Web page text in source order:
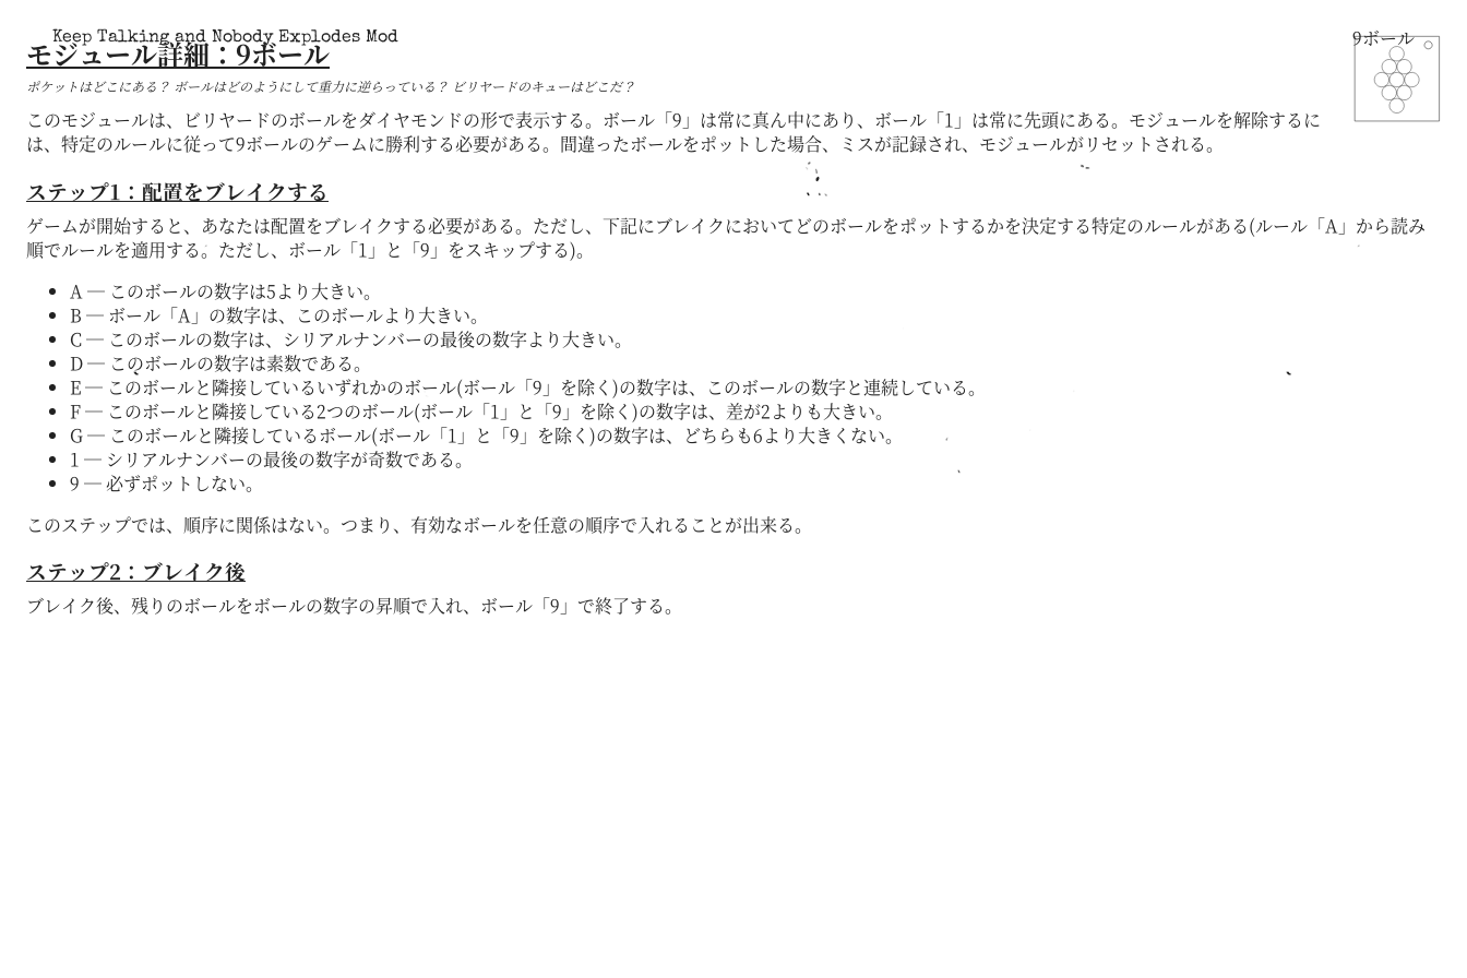
Keep Talking and Nobody Explodes Mod 9ボール
モジュール詳細：9ボール
ポケットはどこにある？ ボールはどのようにして重力に逆らっている？ ビリヤードのキューはどこだ？
このモジュールは、ビリヤードのボールをダイヤモンドの形で表示する。ボール「9」は常に真ん中にあり、ボール「1」は常に先頭にある。モジュールを解除するに
は、特定のルールに従って9ボールのゲームに勝利する必要がある。間違ったボールをポットした場合、ミスが記録され、モジュールがリセットされる。
ステップ1：配置をブレイクする
ゲームが開始すると、あなたは配置をブレイクする必要がある。ただし、下記にブレイクにおいてどのボールをポットするかを決定する特定のルールがある(ルール「A」から読み
順でルールを適用する。ただし、ボール「1」と「9」をスキップする)。
A ― このボールの数字は5より大きい。
B ― ボール「A」の数字は、このボールより大きい。
C ― このボールの数字は、シリアルナンバーの最後の数字より大きい。
D ― このボールの数字は素数である。
E ― このボールと隣接しているいずれかのボール(ボール「9」を除く)の数字は、このボールの数字と連続している。
F ― このボールと隣接している2つのボール(ボール「1」と「9」を除く)の数字は、差が2よりも大きい。
G ― このボールと隣接しているボール(ボール「1」と「9」を除く)の数字は、どちらも6より大きくない。
1 ― シリアルナンバーの最後の数字が奇数である。
9 ― 必ずポットしない。
このステップでは、順序に関係はない。つまり、有効なボールを任意の順序で入れることが出来る。
ステップ2：ブレイク後
ブレイク後、残りのボールをボールの数字の昇順で入れ、ボール「9」で終了する。